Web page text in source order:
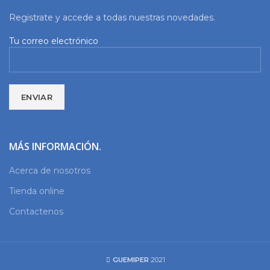
Registrate y accede a todas nuestras novedades.
Tu correo electrónico
MÁS INFORMACIÓN.
Acerca de nosotros
Tienda online
Contactenos
GUEMIPER 2021